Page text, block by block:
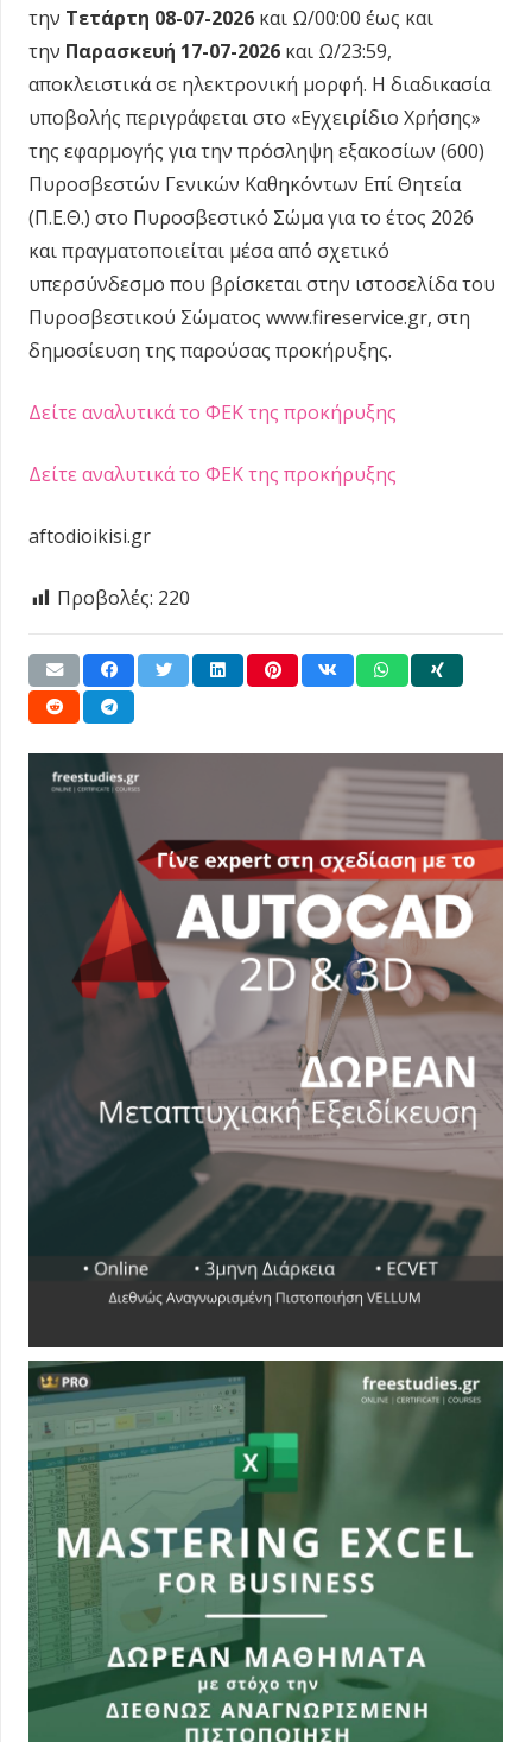
την Τετάρτη 08-07-2026 και Ω/00:00 έως και
την Παρασκευή 17-07-2026 και Ω/23:59,
αποκλειστικά σε ηλεκτρονική μορφή. Η διαδικασία
υποβολής περιγράφεται στο «Εγχειρίδιο Χρήσης»
της εφαρμογής για την πρόσληψη εξακοσίων (600)
Πυροσβεστών Γενικών Καθηκόντων Επί Θητεία
(Π.Ε.Θ.) στο Πυροσβεστικό Σώμα για το έτος 2026
και πραγματοποιείται μέσα από σχετικό
υπερσύνδεσμο που βρίσκεται στην ιστοσελίδα του
Πυροσβεστικού Σώματος www.fireservice.gr, στη
δημοσίευση της παρούσας προκήρυξης.
Δείτε αναλυτικά το ΦΕΚ της προκήρυξης
Δείτε αναλυτικά το ΦΕΚ της προκήρυξης
aftodioikisi.gr
Προβολές: 220